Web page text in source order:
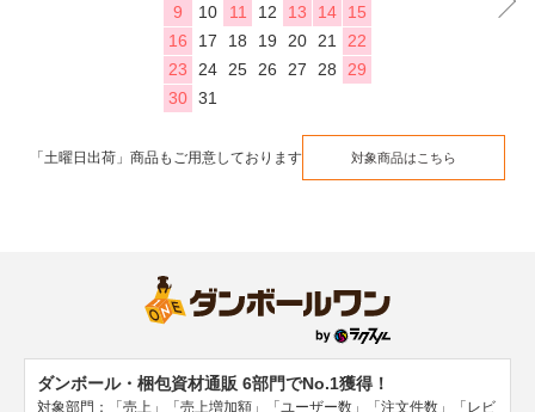
9
10 11 12 13 14
15
16
17 18 19 20 21
22
23
24 25 26 27 28
29
30 31
「土曜日出荷」商品もご用意しております 対象商品はこちら
ダンボール・梱包資材通販 6部門でNo.1獲得！
対象部門：「売上」「売上増加額」「ユーザー数」「注文件数」「レビ